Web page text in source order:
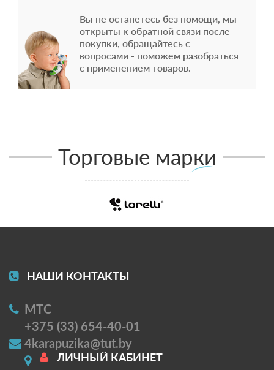
Вы не останетесь без помощи, мы
открыты к обратной связи после
покупки, обращайтесь с
вопросами - поможем разобраться
с применением товаров.
Торговые марки
НАШИ КОНТАКТЫ
МТС
+375 (33) 654-40-01
4karapuzika@tut.by
ЛИЧНЫЙ КАБИНЕТ